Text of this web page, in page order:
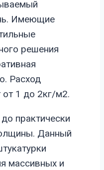
Имеющие
решения
Расход
от 1 до 2кг/м2.
практически
Данный
массивных и